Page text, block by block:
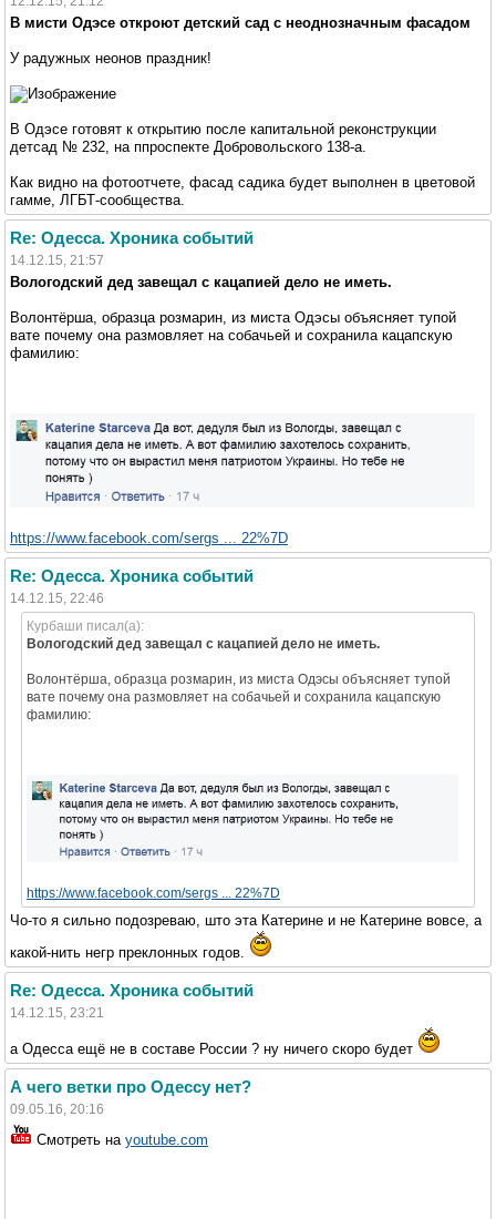
В мисти Одэсе откроют детский сад с неоднозначным фасадом
У радужных неонов праздник!
В Одэсе готовят к открытию после капитальной реконструкции
детсад № 232, на ппроспекте Добровольского 138-а.
Как видно на фотоотчете, фасад садика будет выполнен в цветовой
гамме, ЛГБТ-сообщества.
Re: Одесса. Хроника событий
14.12.15, 21:57
Вологодский дед завещал с кацапией дело не иметь.
Волонтёрша, образца розмарин, из миста Одэсы объясняет тупой
вате почему она размовляет на собачьей и сохранила кацапскую
фамилию:
https://www.facebook.com/sergs ... 22%7D
Re: Одесса. Хроника событий
14.12.15, 22:46
Курбаши писал(а):
Вологодский дед завещал с кацапией дело не иметь.
Волонтёрша, образца розмарин, из миста Одэсы объясняет тупой
вате почему она размовляет на собачьей и сохранила кацапскую
фамилию:
https://www.facebook.com/sergs ... 22%7D
Чо-то я сильно подозреваю, што эта Катерине и не Катерине вовсе, а
какой-нить негр преклонных годов.
Re: Одесса. Хроника событий
14.12.15, 23:21
а Одесса ещё не в составе России ? ну ничего скоро будет
А чего ветки про Одессу нет?
09.05.16, 20:16
Смотреть на youtube.com